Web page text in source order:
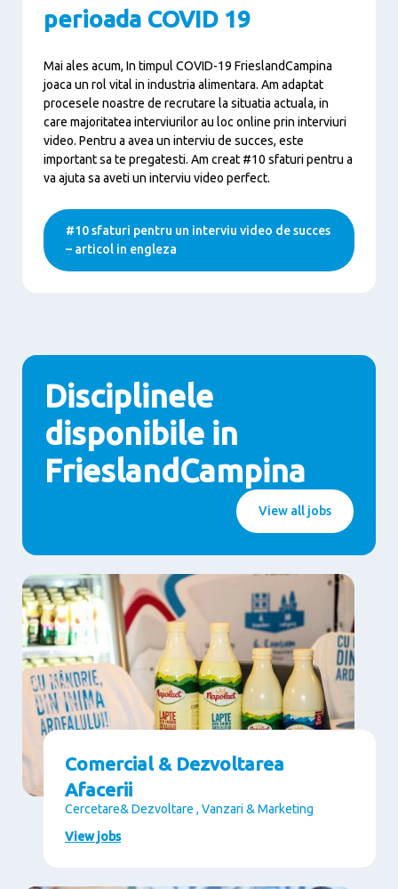
perioada COVID 19
Mai ales acum, In timpul COVID-19 FrieslandCampina
joaca un rol vital in industria alimentara. Am adaptat
procesele noastre de recrutare la situatia actuala, in
care majoritatea interviurilor au loc online prin interviuri
video. Pentru a avea un interviu de succes, este
important sa te pregatesti. Am creat #10 sfaturi pentru a
va ajuta sa aveti un interviu video perfect.
#10 sfaturi pentru un interviu video de succes
– articol in engleza
Disciplinele
disponibile in
FrieslandCampina
View all jobs
Comercial & Dezvoltarea
Afacerii
Cercetare& Dezvoltare , Vanzari & Marketing
View jobs